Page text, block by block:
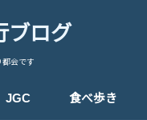
ブログ
都会です
JGC 食べ歩き